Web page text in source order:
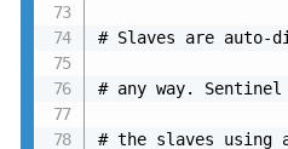
# Slaves are auto-
# any way.
# the slaves using